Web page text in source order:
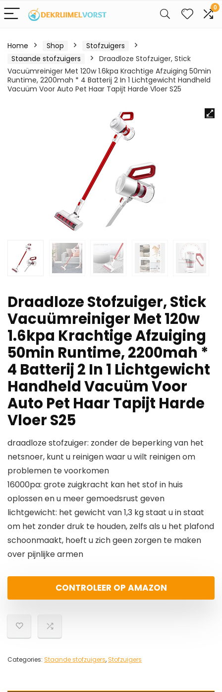
0
Home Shop
Stofzuigers
Staande stofzuigers
Draadloze Stofzuiger, Stick
Vacuümreiniger Met 120w 1.6kpa Krachtige Afzuiging 50min
Runtime, 2200mah * 4 Batterij 2 In 1 Lichtgewicht Handheld
Vacuüm Voor Auto Pet Haar Tapijt Harde Vloer S25
Draadloze Stofzuiger, Stick
Vacuümreiniger Met 120w
1.6kpa Krachtige Afzuiging
50min Runtime, 2200mah *
4 Batterij 2 In 1 Lichtgewicht
Handheld Vacuüm Voor
Auto Pet Haar Tapijt Harde
Vloer S25
draadloze stofzuiger: zonder de beperking van het
netsnoer, kunt u reinigen waar u wilt reinigen om
problemen te voorkomen
16000pa: grote zuigkracht kan het stof in huis
oplossen en u meer gemoedsrust geven
lichtgewicht: het gewicht van 1,3 kg staat u in staat
om het zonder druk te houden, zelfs als u het plafond
schoonmaakt, hoeft u zich geen zorgen te maken
over pijnlijke armen
CONTROLEER OP AMAZON
Categories: Staande stofzuigers, Stofzuigers